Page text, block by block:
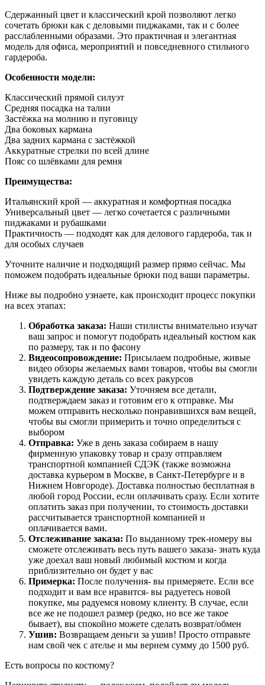
Сдержанный цвет и классический крой позволяют легко
сочетать брюки как с деловыми пиджаками, так и с более
расслабленными образами. Это практичная и элегантная
модель для офиса, мероприятий и повседневного стильного
гардероба.
Особенности модели:
Классический прямой силуэт
Средняя посадка на талии
Застёжка на молнию и пуговицу
Два боковых кармана
Два задних кармана с застёжкой
Аккуратные стрелки по всей длине
Пояс со шлёвками для ремня
Преимущества:
Итальянский крой — аккуратная и комфортная посадка
Универсальный цвет — легко сочетается с различными
пиджаками и рубашками
Практичность — подходят как для делового гардероба, так и
для особых случаев
Уточните наличие и подходящий размер прямо сейчас. Мы
поможем подобрать идеальные брюки под ваши параметры.
Ниже вы подробно узнаете, как происходит процесс покупки
на всех этапах:
Обработка заказа: Наши стилисты внимательно изучат
ваш запрос и помогут подобрать идеальный костюм как
по размеру, так и по фасону
Видеосопровождение: Присылаем подробные, живые
видео обзоры желаемых вами товаров, чтобы вы смогли
увидеть каждую деталь со всех ракурсов
Подтверждение заказа: Уточняем все детали,
подтверждаем заказ и готовим его к отправке. Мы
можем отправить несколько понравившихся вам вещей,
чтобы вы смогли примерить и точно определиться с
выбором
Отправка: Уже в день заказа собираем в нашу
фирменную упаковку товар и сразу отправляем
транспортной компанией СДЭК (также возможна
доставка курьером в Москве, в Санкт-Петербурге и в
Нижнем Новгороде). Доставка полностью бесплатная в
любой город России, если оплачивать сразу. Если хотите
оплатить заказ при получении, то стоимость доставки
рассчитывается транспортной компанией и
оплачивается вами.
Отслеживание заказа: По выданному трек-номеру вы
сможете отслеживать весь путь вашего заказа- знать куда
уже доехал ваш новый любимый костюм и когда
приблизительно он будет у вас
Примерка: После получения- вы примеряете. Если все
подходит и вам все нравится- вы радуетесь новой
покупке, мы радуемся новому клиенту. В случае, если
все же не подошел размер (редко, но все же такое
бывает), вы спокойно можете сделать возврат/обмен
Ушив: Возвращаем деньги за ушив! Просто отправьте
нам свой чек с ателье и мы вернем сумму до 1500 руб.
Есть вопросы по костюму?